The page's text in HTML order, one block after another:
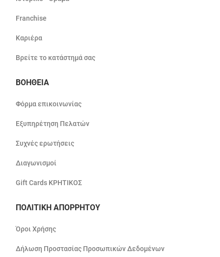
Franchise
Καριέρα
Βρείτε το κατάστημά σας
ΒΟΗΘΕΙΑ
Φόρμα επικοινωνίας
Εξυπηρέτηση Πελατών
Συχνές ερωτήσεις
Διαγωνισμοί
Gift Cards ΚΡΗΤΙΚΟΣ
ΠΟΛΙΤΙΚΗ ΑΠΟΡΡΗΤΟΥ
Όροι Χρήσης
Δήλωση Προστασίας Προσωπικών Δεδομένων